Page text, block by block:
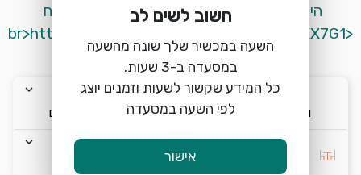
<br>https://wa.me/message/WLO7KUT6NXX7G1
keyboard_arrow_down
ו׳ 7/8
keyboard_arrow_down
18:00
keyboard_arrow_down
keyboard_arrow_down
חשוב לשים לב
השעה במכשיר שלך שונה מהשעה
כל המידע שקשור לשעות וזמנים יוצג
לפי השעה במסעדה
אישור